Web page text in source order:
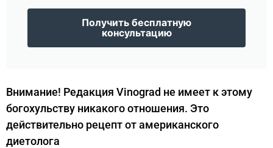
Получить бесплатную
консультацию
Внимание! Редакция Vinograd не имеет к этому
богохульству никакого отношения. Это
действительно рецепт от американского
диетолога